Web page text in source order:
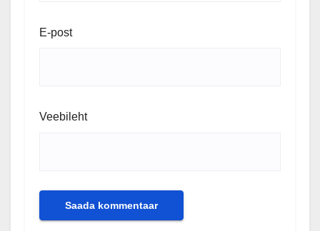
E-post
Veebileht